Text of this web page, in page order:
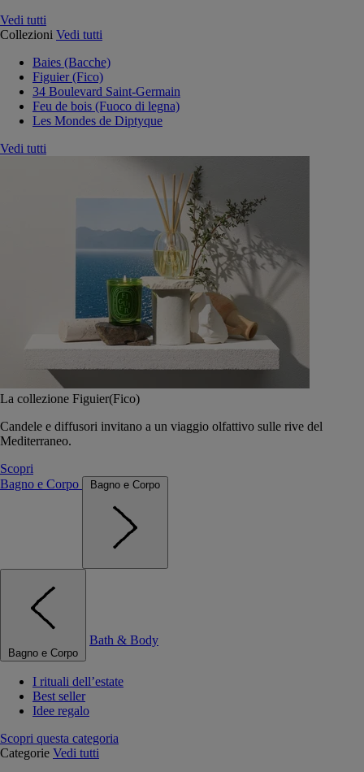
Vedi tutti
Collezioni Vedi tutti
Baies (Bacche)
Figuier (Fico)
34 Boulevard Saint-Germain
Feu de bois (Fuoco di legna)
Les Mondes de Diptyque
Vedi tutti
La collezione Figuier(Fico)
Candele e diffusori invitano a un viaggio olfattivo sulle rive del
Mediterraneo.
Scopri
Bagno e Corpo
Bagno e Corpo
Bagno e Corpo
Bath & Body
I rituali dell’estate
Best seller
Idee regalo
Scopri questa categoria
Categorie Vedi tutti